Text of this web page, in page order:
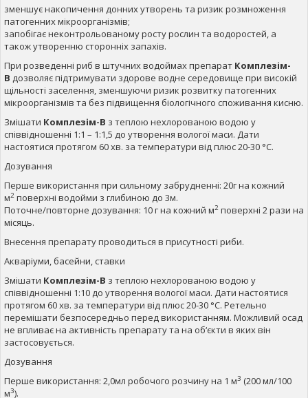
зменшує накопичення донних утворень та ризик розмноження
патогенних мікроорганізмів;
запобігає неконтрольованому росту рослин та водоростей, а
також утворенню сторонніх запахів.
При розведенні риб в штучних водоймах препарат Комплезім-
В дозволяє підтримувати здорове водне середовище при високій
щільності заселення, зменшуючи ризик розвитку патогенних
мікроорганізмів та без підвищення біологічного споживання кисню.
Змішати Комплезім-В з теплою нехлорованою водою у
співвідношенні 1:1 – 1:1,5 до утворення вологої маси. Дати
настоятися протягом 60 хв. за температури від плюс 20-30 °С.
Дозування
Перше використання при сильному забрудненні: 20г на кожний
м2 поверхні водойми з глибиною до 3м.
Поточне/повторне дозування: 10 г на кожний м2 поверхні 2 рази на
місяць.
Внесення препарату проводиться в присутності риби.
Акваріуми, басейни, ставки
Змішати Комплезім-В з теплою нехлорованою водою у
співвідношенні 1:10 до утворення вологої маси. Дати настоятися
протягом 60 хв. за температури від плюс 20-30 °С. Ретельно
перемішати безпосередньо перед використанням. Можливий осад
не впливає на активність препарату та на об‘єкти в яких він
застосовується.
Дозування
Перше використання: 2,0мл робочого розчину на 1 м3 (200 мл/100
м3).